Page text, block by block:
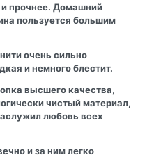
прочнее. Домашний
пользуется большим
очень сильно
и немного блестит.
высшего качества,
чистый материал,
любовь всех
и за ним легко